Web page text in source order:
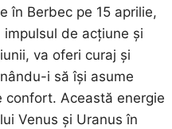
în Berbec pe 15 aprilie,
de acțiune și
va oferi curaj și
i să își asume
confort. Această energie
Venus și Uranus în